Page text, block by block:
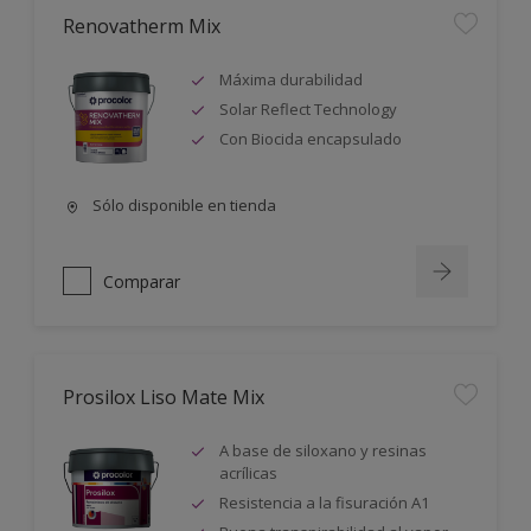
Renovatherm Mix
Máxima durabilidad
Solar Reflect Technology
Con Biocida encapsulado
Sólo disponible en tienda
Comparar
Prosilox Liso Mate Mix
A base de siloxano y resinas
acrílicas
Resistencia a la fisuración A1